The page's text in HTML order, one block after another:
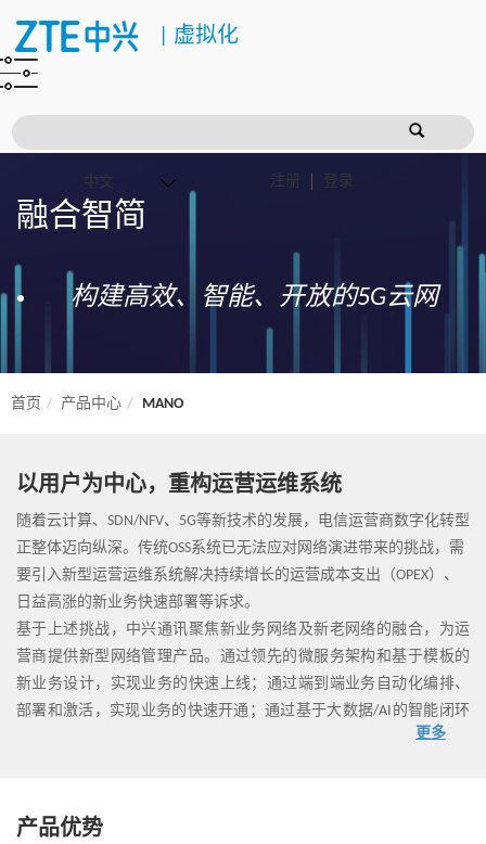
虚拟化
注册 登录
融合智简
构建高效、智能、开放的5G云网
首页 产品中心 MANO
以用户为中心，重构运营运维系统
随着云计算、SDN/NFV、5G等新技术的发展，电信运营商数字化转型
正整体迈向纵深。传统OSS系统已无法应对网络演进带来的挑战，需
要引入新型运营运维系统解决持续增长的运营成本支出（OPEX）、
日益高涨的新业务快速部署等诉求。
基于上述挑战，中兴通讯聚焦新业务网络及新老网络的融合，为运
营商提供新型网络管理产品。通过领先的微服务架构和基于模板的
新业务设计，实现业务的快速上线；通过端到端业务自动化编排、
部署和激活，实现业务的快速开通；通过基于大数据/AI的智能闭环
更多
产品优势